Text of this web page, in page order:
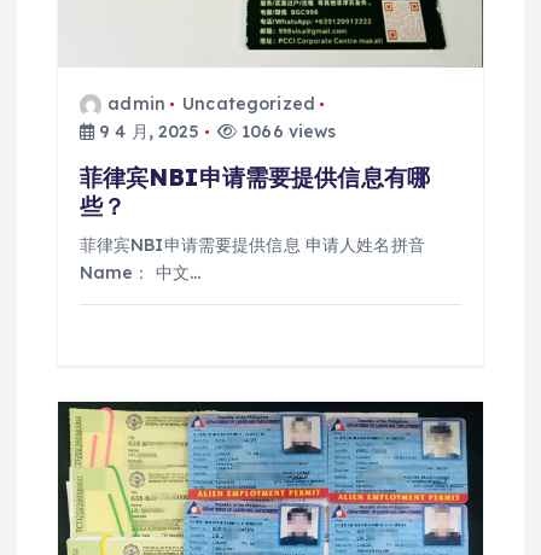
admin
Uncategorized
9 4 月, 2025
1066 views
菲律宾NBI申请需要提供信息有哪
些？
菲律宾NBI申请需要提供信息 申请人姓名拼音
Name： 中文…